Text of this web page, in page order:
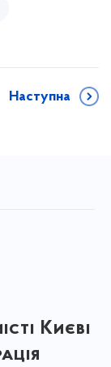
Наступна
Києві